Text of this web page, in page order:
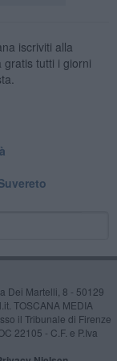
iscriviti alla
gratis tutti i giorni
Dei Martelli, 8 - 50129
TOSCANA MEDIA
il Tribunale di Firenze
22105 - C.F. e P.Iva